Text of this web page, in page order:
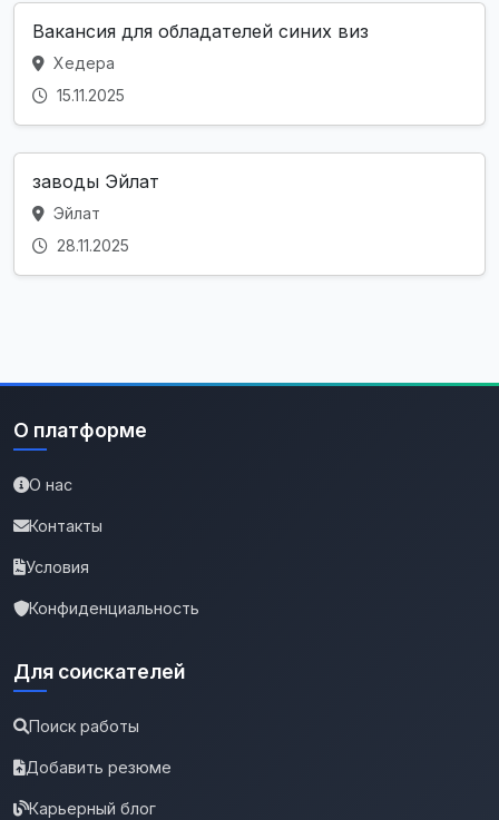
Вакансия для обладателей синих виз
Хедера
15.11.2025
заводы Эйлат
Эйлат
28.11.2025
О платформе
О нас
Контакты
Условия
Конфиденциальность
Для соискателей
Поиск работы
Добавить резюме
Карьерный блог